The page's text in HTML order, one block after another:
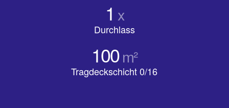
1 x
Durchlass
100m²
Tragdeckschicht 0/16